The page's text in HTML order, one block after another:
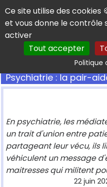
Panneau de gestion des
Ce site utilise des cookies
et vous donne le contrôle
activer
Tout accepter
Politique
Psychiatrie : la pair-
En psychiatrie, les
un trait d'union entre
partageant leur vécu, ils
véhiculent un message
maitresses qui militent
22 juin